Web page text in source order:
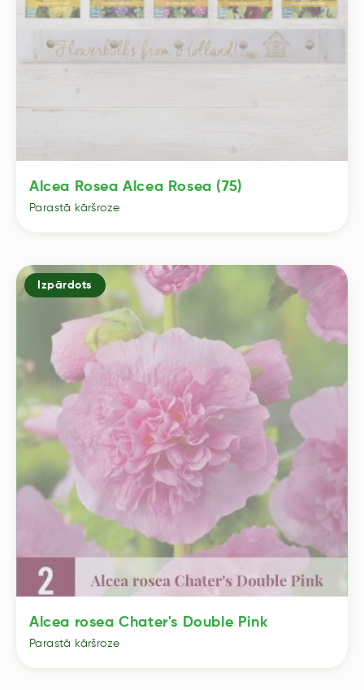
Alcea Rosea Alcea Rosea (75)
Parastā kāršroze
Alcea rosea Chater's Double Pink
Parastā kāršroze